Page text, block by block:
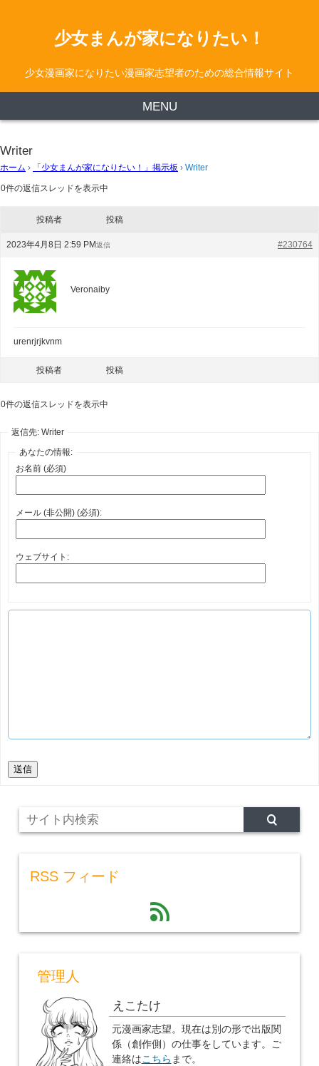
少女まんが家になりたい！
少女漫画家になりたい漫画家志望者のための総合情報サイト
MENU
Writer
ホーム › 「少女まんが家になりたい！」掲示板 › Writer
0件の返信スレッドを表示中
投稿者 投稿
2023年4月8日 2:59 PM #230764
返信
Veronaiby
urenrjrjkvnm
投稿者 投稿
0件の返信スレッドを表示中
返信先: Writer
あなたの情報:
お名前 (必須)
メール (非公開) (必須):
ウェブサイト:
送信
RSS フィード
feed
管理人
えこたけ
元漫画家志望。現在は別の形で出版関
係（創作側）の仕事をしています。ご
連絡はこちら まで。